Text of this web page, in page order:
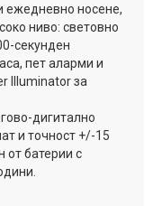
ежедневно носене,
ниво: световно
секунден
пет аларми и
Illuminator за
дигитално
и точност +/-15
от батерии с